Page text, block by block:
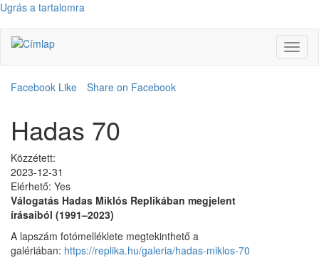
Ugrás a tartalomra
Facebook Like
Share on Facebook
Hadas 70
Közzétett:
2023-12-31
Elérhető: Yes
Válogatás Hadas Miklós Replikában megjelent
írásaiból (1991–2023)
A lapszám fotómelléklete megtekinthető a
galériában: https://replika.hu/galeria/hadas-miklos-70